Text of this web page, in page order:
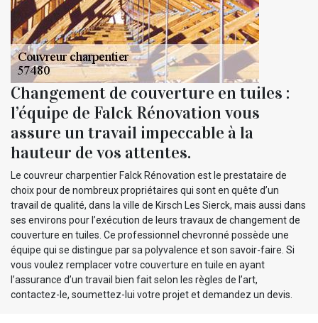
Changement de couverture en tuiles :
l’équipe de Falck Rénovation vous
assure un travail impeccable à la
hauteur de vos attentes.
Le couvreur charpentier Falck Rénovation est le prestataire de
choix pour de nombreux propriétaires qui sont en quête d’un
travail de qualité, dans la ville de Kirsch Les Sierck, mais aussi dans
ses environs pour l’exécution de leurs travaux de changement de
couverture en tuiles. Ce professionnel chevronné possède une
équipe qui se distingue par sa polyvalence et son savoir-faire. Si
vous voulez remplacer votre couverture en tuile en ayant
l’assurance d’un travail bien fait selon les règles de l’art,
contactez-le, soumettez-lui votre projet et demandez un devis.